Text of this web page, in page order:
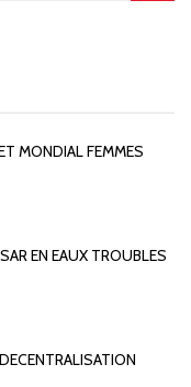
MONDIAL FEMMES
EN EAUX TROUBLES